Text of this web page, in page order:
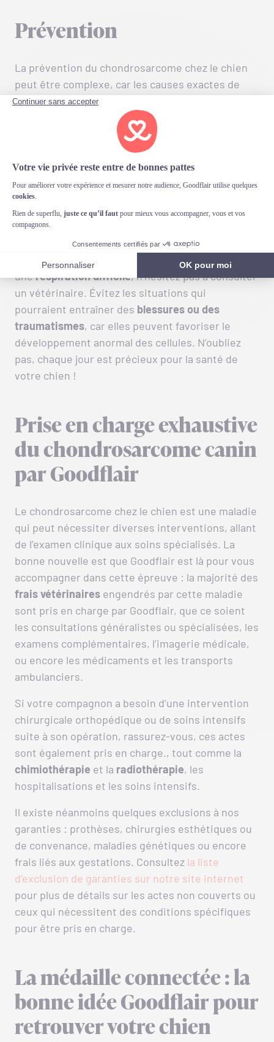
Prévention
La prévention du chondrosarcome chez le chien
peut être complexe, car les causes exactes de
cette maladie restent souvent inconnues. Malgré
l’incertitude autour des causes, il est possible de
prendre certaines mesures pour réduire les
alimentation équilibrée et riche en
nutriments essentielspeut contribuer à renforcer
le système immunitaire de votre chien, lui
permettant ainsi de combattre diverses maladies.
Gardez un œil attentif sur
. Si votre chien présente des signes
inhabituels, comme une
boiterie persistante
unerespiration difficile, n’hésitez pas à consulter
un vétérinaire. Évitez les situations qui
pourraient entraîner des blessures ou des
traumatismes, car elles peuvent favoriser le
développement anormal des cellules. N’oubliez
pas, chaque jour est précieux pour la santé de
votre chien !
Prise en charge exhaustive
du chondrosarcome canin
par Goodflair
Le chondrosarcome chez le chien est une maladie
qui peut nécessiter diverses interventions, allant
de l’examen clinique aux soins spécialisés. La
bonne nouvelle est que Goodflair est là pour vous
accompagner dans cette épreuve : la majorité des
frais vétérinaires engendrés par cette maladie
sont pris en charge par Goodflair, que ce soient
les consultations généralistes ou spécialisées, les
examens complémentaires, l’imagerie médicale,
ou encore les médicaments et les transports
ambulanciers.
Si votre compagnon a besoin d’une intervention
chirurgicale orthopédique ou de soins intensifs
suite à son opération, rassurez-vous, ces actes
sont également pris en charge., tout comme la
chimiothérapie et la radiothérapie, les
hospitalisations et les soins intensifs.
Il existe néanmoins quelques exclusions à nos
garanties : prothèses, chirurgies esthétiques ou
de convenance, maladies génétiques ou encore
frais liés aux gestations. Consultez la liste
d’exclusion de garanties sur notre site internet
pour plus de détails sur les actes non couverts ou
ceux qui nécessitent des conditions spécifiques
pour être pris en charge.
La médaille connectée : la
bonne idée Goodflair pour
retrouver votre chien